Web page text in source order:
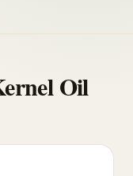
Oil